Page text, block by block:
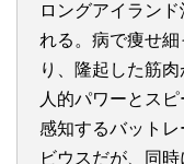
ロングアイラン
れる。病で痩せ
り、隆起した筋
人的パワーとス
感知するバット
ビウスだが、同